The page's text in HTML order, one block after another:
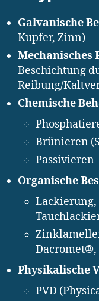
Galvanische
Kupfer, Zinn)
Mechanisches
Beschichtung
Reibung/
Chemische
Brünieren
Passivieren
Organische
Lackierung,
Physikalische
PVD